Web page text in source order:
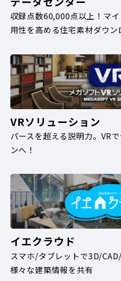
収録点数60,000点以上！マ
用性を高める住宅素材ダウン
VRソリューション
パースを超える説明力。VR
ンへ！
イエクラウド
スマホ/タブレットで3D/
様々な建築情報を共有